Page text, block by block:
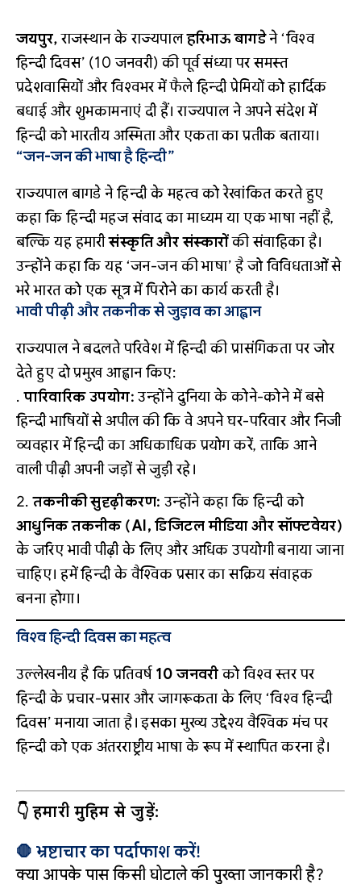
जयपुर,राजस्थान के राज्यपालहरिभाऊ बागडेने ‘विश्व
हिन्दी दिवस’ (10 जनवरी) की पूर्व संध्या पर समस्त
प्रदेशवासियों और विश्वभर में फैले हिन्दी प्रेमियों को हार्दिक
बधाई और शुभकामनाएं दी हैं। राज्यपाल ने अपने संदेश में
हिन्दी को भारतीय अस्मिता और एकता का प्रतीक बताया।
“जन-जन की भाषा है हिन्दी”
राज्यपाल बागडे ने हिन्दी के महत्व को रेखांकित करते हुए
कहा कि हिन्दी महज संवाद का माध्यम या एक भाषा नहीं है,
बल्कि यह हमारीसंस्कृति और संस्कारोंकी संवाहिका है।
उन्होंने कहा कि यह ‘जन-जन की भाषा’ है जो विविधताओं से
भरे भारत को एक सूत्र में पिरोने का कार्य करती है।
भावी पीढ़ी और तकनीक से जुड़ाव का आह्वान
राज्यपाल ने बदलते परिवेश में हिन्दी की प्रासंगिकता पर जोर
देते हुए दो प्रमुख आह्वान किए:
पारिवारिक उपयोग: उन्होंने दुनिया के कोने-कोने में बसे
हिन्दी भाषियों से अपील की कि वे अपने घर-परिवार और निजी
व्यवहार में हिन्दी का अधिकाधिक प्रयोग करें, ताकि आने
वाली पीढ़ी अपनी जड़ों से जुड़ी रहे।
तकनीकी सुदृढ़ीकरण: उन्होंने कहा कि हिन्दी को
आधुनिक तकनीक (AI, डिजिटल मीडिया और सॉफ्टवेयर)
के जरिए भावी पीढ़ी के लिए और अधिक उपयोगी बनाया जाना
चाहिए। हमें हिन्दी के वैश्विक प्रसार का सक्रिय संवाहक
बनना होगा।
विश्व हिन्दी दिवस का महत्व
उल्लेखनीय है कि प्रतिवर्ष 10 जनवरीको विश्व स्तर पर
हिन्दी के प्रचार-प्रसार और जागरूकता के लिए ‘विश्व हिन्दी
दिवस’ मनाया जाता है। इसका मुख्य उद्देश्य वैश्विक मंच पर
हिन्दी को एक अंतरराष्ट्रीय भाषा के रूप में स्थापित करना है।
👇 हमारी मुहिम से जुड़ें:
🛑 भ्रष्टाचार का पर्दाफाश करें!
क्या आपके पास किसी घोटाले की पुख्ता जानकारी है?